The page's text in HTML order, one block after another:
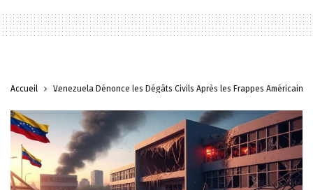
Accueil Venezuela Dénonce les Dégâts Civils Après les Frappes Américaines